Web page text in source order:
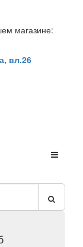
магазине:
вл.26